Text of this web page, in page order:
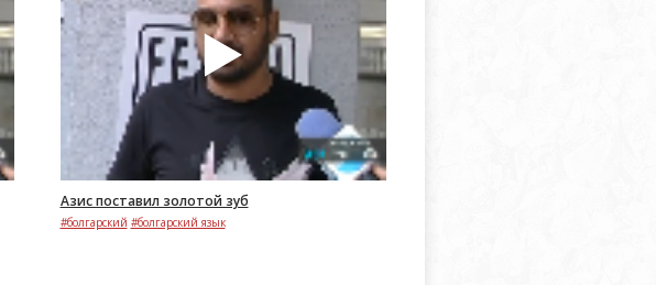
Азис поставил золотой зуб
#болгарский #болгарский язык